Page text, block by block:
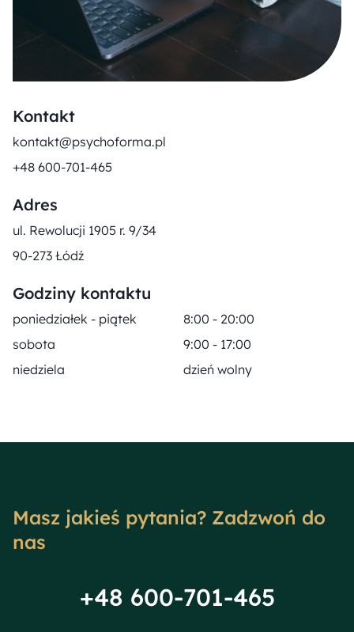
Kontakt
kontakt@psychoforma.pl
+48 600-701-465
Adres
ul. Rewolucji 1905 r. 9/34
90-273 Łódź
Godziny kontaktu
poniedziałek - piątek
8:00 - 20:00
sobota
9:00 - 17:00
niedziela
dzień wolny
Masz jakieś pytania? Zadzwoń do
nas
+48 600-701-465